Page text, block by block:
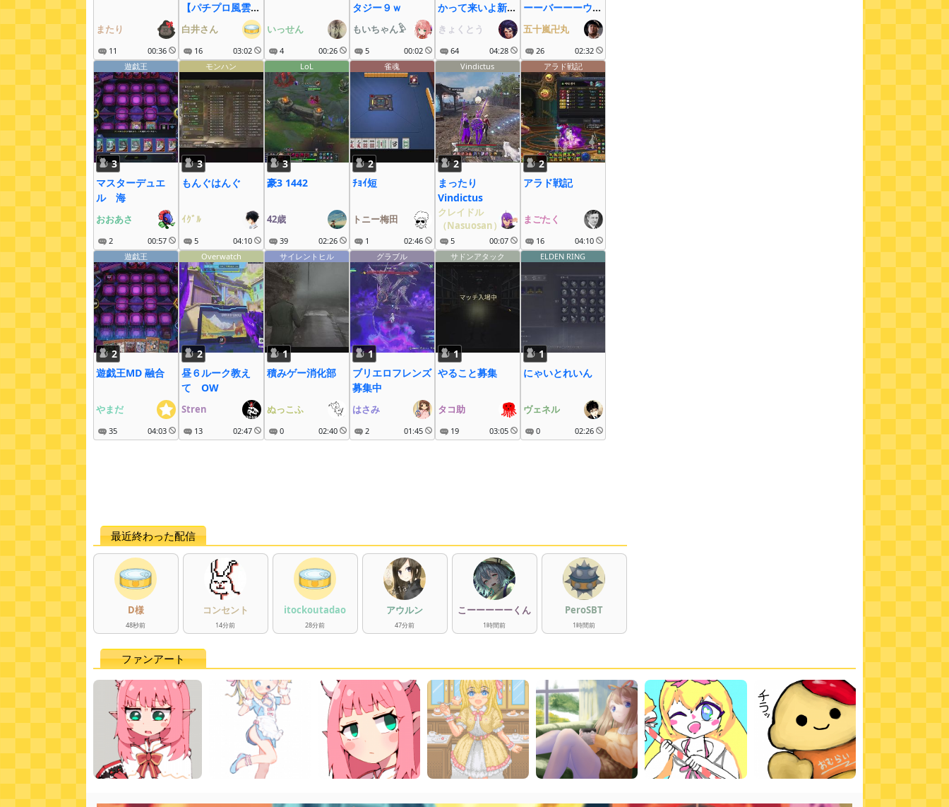
またり
11 00:36
【パチプロ風雲録
5】
白井さん
16 03:02
いっせん
4 00:26
タジー９ｗ
もいちゃん𓅱
5 00:02
かって来いよ新シ
ーズン！
きょくとう
64 04:28
ーーバーーーウォ
ッチ！！！
五十嵐卍丸
26
02:32
遊戯王
3
マスターデュエ
ル 海
おおあさ
2 00:57
モンハン
3
もんぐはんぐ
ｲｸﾞﾙ
5 04:10
LoL
3
豪3 1442
42歳
39 02:26
雀魂
2
ﾁｮｲ短
トニー梅田
1 02:46
Vindictus
2
まったり
Vindictus
クレイドル
（Nasuosan）
5 00:07
アラド戦記
2
アラド戦記
まごたく
16
04:10
遊戯王
2
遊戯王MD 融合
やまだ
35 04:03
Overwatch
2
昼６ルーク教え
て OW
Stren
13 02:47
サイレントヒル
1
積みゲー消化部
ぬっこふ
0 02:40
グラブル
1
ブリエロフレンズ
募集中
はさみ
2 01:45
サドンアタック
1
やること募集
タコ助
19 03:05
ELDEN RING
1
にゃいとれいん
ヴェネル
0 02:26
最近終わった配信
D様
48秒前
コンセント
14分前
itockoutadao
28分前
アウルン
47分前
こーーーーーくん
1時間前
PeroSBT
1時間前
ファンアート